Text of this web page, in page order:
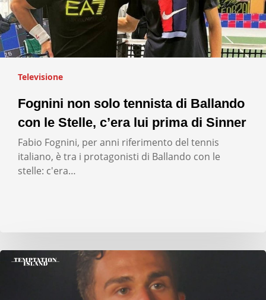
Televisione
Fognini non solo tennista di Ballando
con le Stelle, c’era lui prima di Sinner
Fabio Fognini, per anni riferimento del tennis
italiano, è tra i protagonisti di Ballando con le
stelle: c'era…